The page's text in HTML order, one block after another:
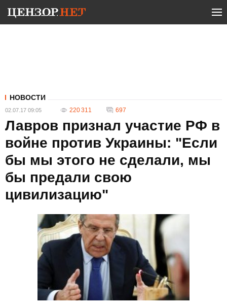
НОВОСТИ
02.07.17 09:05 220 311 697
Лавров признал участие РФ в
войне против Украины: "Если
бы мы этого не сделали, мы
бы предали свою
цивилизацию"